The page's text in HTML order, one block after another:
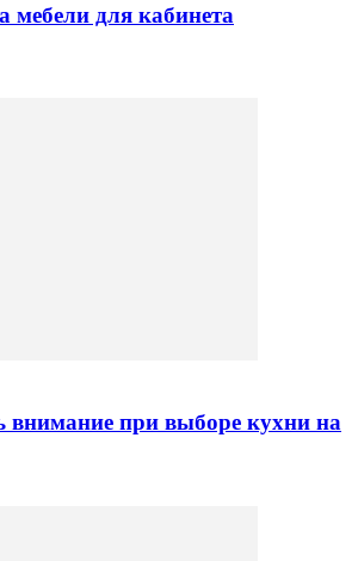
для кабинета
внимание при выборе кухни на